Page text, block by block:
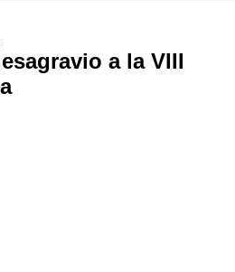
a la VIII